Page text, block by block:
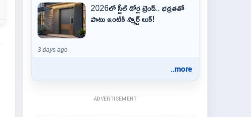
2026లో స్టీల్ డోర్ల ట్రెండ్.. భద్రతతో
పాటు ఇంటికి స్మార్ట్ లుక్!
3 days ago
..more
ADVERTISEMENT